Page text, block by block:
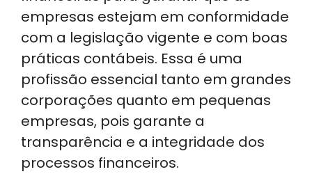
empresas estejam em conformidade
com a legislação vigente e com boas
práticas contábeis. Essa é uma
profissão essencial tanto em grandes
corporações quanto em pequenas
empresas, pois garante a
transparência e a integridade dos
processos financeiros.